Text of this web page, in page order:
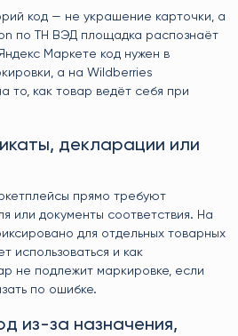
код — не украшение карточки, а
по ТН ВЭД площадка распознаёт
Маркете код нужен в
а на Wildberries
то, как товар ведёт себя при
декларации или
прямо требуют
или документы соответствия. На
для отдельных товарных
использоваться и как
не подлежит маркировке, если
по ошибке.
из-за назначения,